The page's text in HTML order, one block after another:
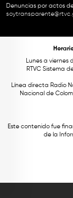
Denuncias por actos
Lunes a viernes
RTVC Sistema
Línea directa Radio
Nacional de
Este contenido fue
de la